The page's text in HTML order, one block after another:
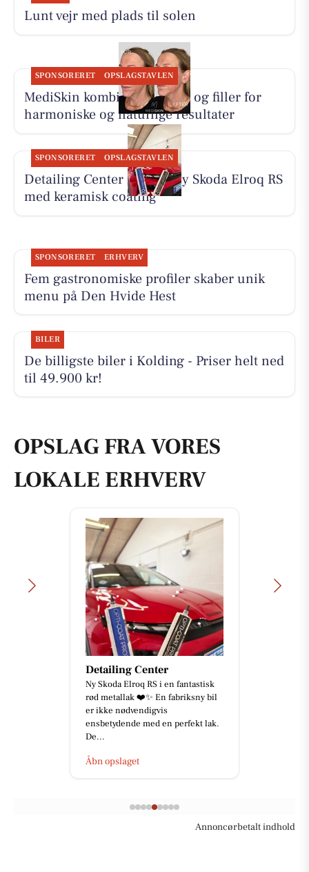
Lunt vejr med plads til solen
SPONSORERET OPSLAGSTAVLEN
MediSkin kombinerer botox og filler for
harmoniske og naturlige resultater
SPONSORERET OPSLAGSTAVLEN
Detailing Center klargør ny Skoda Elroq RS
med keramisk coating
SPONSORERET ERHVERV
Fem gastronomiske profiler skaber unik
menu på Den Hvide Hest
BILER
De billigste biler i Kolding - Priser helt ned
til 49.900 kr!
OPSLAG FRA VORES
LOKALE ERHVERV
Tufra Dyrecenter
Nye kæledyr ankommet.
Åbn opslaget
Annoncørbetalt indhold